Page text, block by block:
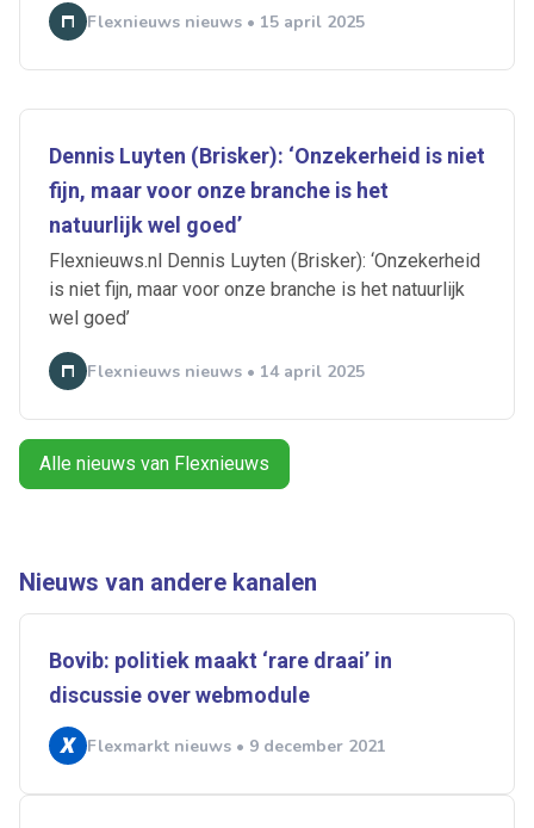
Flexnieuws nieuws • 15 april 2025
Dennis Luyten (Brisker): ‘Onzekerheid is niet
fijn, maar voor onze branche is het
natuurlijk wel goed’
Flexnieuws.nl Dennis Luyten (Brisker): ‘Onzekerheid
is niet fijn, maar voor onze branche is het natuurlijk
wel goed’
Flexnieuws nieuws • 14 april 2025
Alle nieuws van Flexnieuws
Nieuws van andere kanalen
Bovib: politiek maakt ‘rare draai’ in
discussie over webmodule
Flexmarkt nieuws • 9 december 2021
Ontvang vacatures direct in
je mailbox
Alerts ontvangen
Artikelen zoeken
Alles Ingezonden ABU